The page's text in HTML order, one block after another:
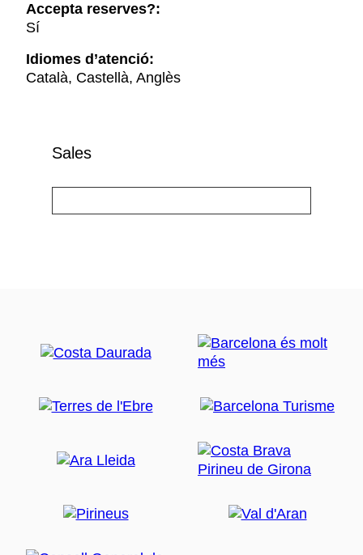
Accepta reserves?:
Sí
Idiomes d’atenció:
Català, Castellà, Anglès
Sales